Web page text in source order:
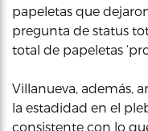
papeletas que
pregunta de status
total de papeletas
Villanueva, además,
la estadidad en el
consistente con lo